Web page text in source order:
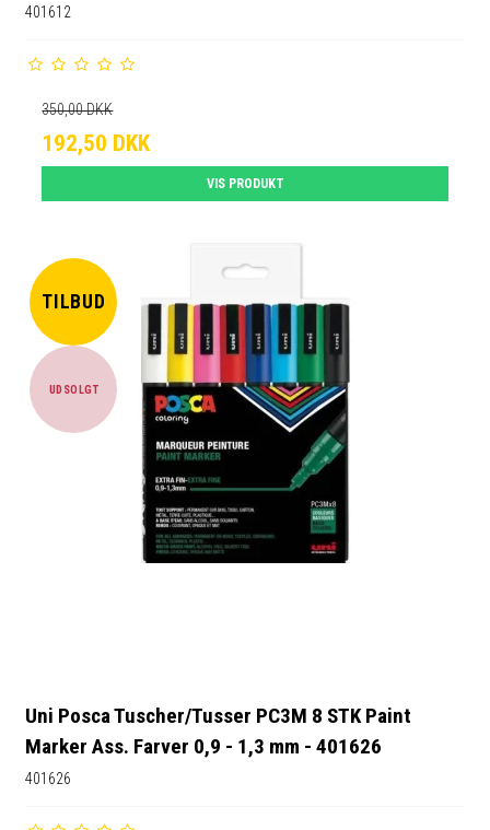
401612
350,00 DKK
192,50 DKK
VIS PRODUKT
TILBUD
UDSOLGT
Uni Posca Tuscher/Tusser PC3M 8 STK Paint
Marker Ass. Farver 0,9 - 1,3 mm - 401626
401626